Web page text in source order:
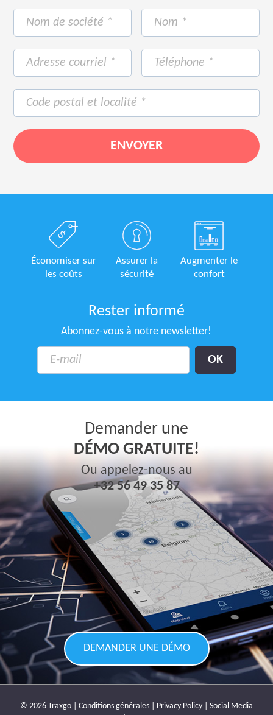
Économiser sur
les coûts
Assurer la
sécurité
Augmenter le
confort
Rester informé
Abonnez-vous à notre newsletter!
Demander une
DÉMO GRATUITE!
Ou appelez-nous au
+32 56 49 35 87
DEMANDER UNE DÉMO
© 2026 Traxgo | Conditions générales Privacy Policy
Social Media